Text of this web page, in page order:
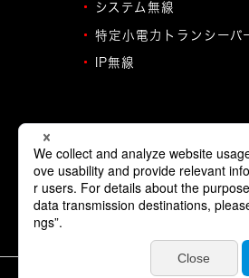
システム無線
特定小電力トランシーバ
IP無線